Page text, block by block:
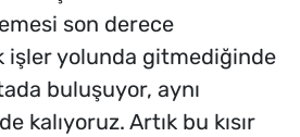
son derece
işler yolunda gitmediğinde
buluşuyor, aynı
kalıyoruz. Artık bu kısır